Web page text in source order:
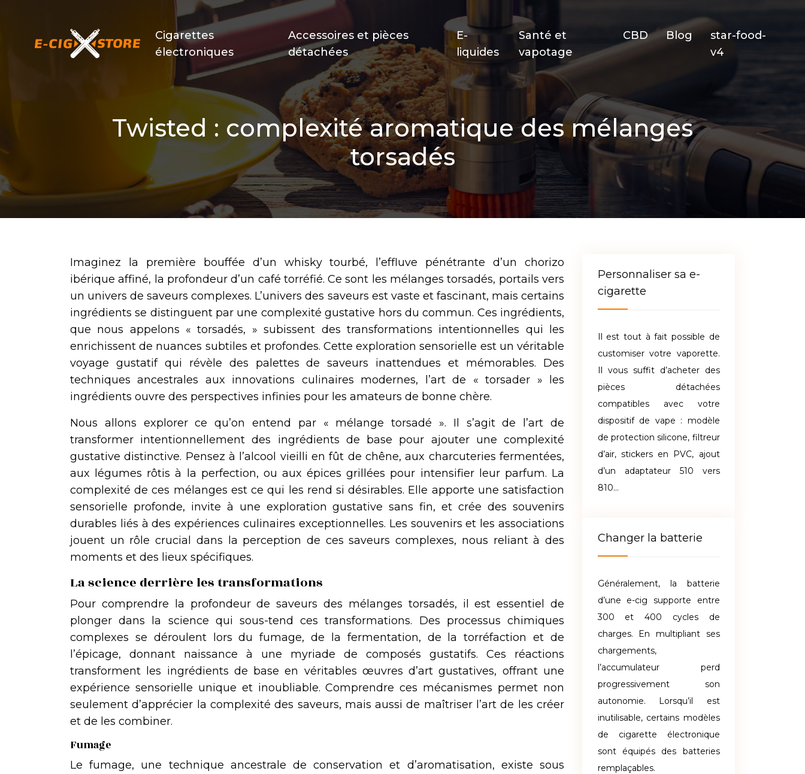
Cigarettes
électroniques
Accessoires et pièces
détachées
E-
liquides
Santé et
vapotage
CBD Blog
star-food-
v4
Twisted : complexité aromatique des mélanges
torsadés
Imaginez la première bouffée d’un whisky tourbé, l’effluve pénétrante d’un chorizo
ibérique affiné, la profondeur d’un café torréfié. Ce sont les mélanges torsadés, portails vers
un univers de saveurs complexes. L’univers des saveurs est vaste et fascinant, mais certains
ingrédients se distinguent par une complexité gustative hors du commun. Ces ingrédients,
que nous appelons « torsadés, » subissent des transformations intentionnelles qui les
enrichissent de nuances subtiles et profondes. Cette exploration sensorielle est un véritable
voyage gustatif qui révèle des palettes de saveurs inattendues et mémorables. Des
techniques ancestrales aux innovations culinaires modernes, l’art de « torsader » les
ingrédients ouvre des perspectives infinies pour les amateurs de bonne chère.
Nous allons explorer ce qu’on entend par « mélange torsadé ». Il s’agit de l’art de
transformer intentionnellement des ingrédients de base pour ajouter une complexité
gustative distinctive. Pensez à l’alcool vieilli en fût de chêne, aux charcuteries fermentées,
aux légumes rôtis à la perfection, ou aux épices grillées pour intensifier leur parfum. La
complexité de ces mélanges est ce qui les rend si désirables. Elle apporte une satisfaction
sensorielle profonde, invite à une exploration gustative sans fin, et crée des souvenirs
durables liés à des expériences culinaires exceptionnelles. Les souvenirs et les associations
jouent un rôle crucial dans la perception de ces saveurs complexes, nous reliant à des
moments et des lieux spécifiques.
La science derrière les transformations
Pour comprendre la profondeur de saveurs des mélanges torsadés, il est essentiel de
plonger dans la science qui sous-tend ces transformations. Des processus chimiques
complexes se déroulent lors du fumage, de la fermentation, de la torréfaction et de
l’épicage, donnant naissance à une myriade de composés gustatifs. Ces réactions
transforment les ingrédients de base en véritables œuvres d’art gustatives, offrant une
expérience sensorielle unique et inoubliable. Comprendre ces mécanismes permet non
seulement d’apprécier la complexité des saveurs, mais aussi de maîtriser l’art de les créer
et de les combiner.
Fumage
Le fumage, une technique ancestrale de conservation et d’aromatisation, existe sous
Personnaliser sa e-
cigarette
Il est tout à fait possible de
customiser votre vaporette.
Il vous suffit d’acheter des
pièces détachées
compatibles avec votre
dispositif de vape : modèle
de protection silicone, filtreur
d’air, stickers en PVC, ajout
d’un adaptateur 510 vers
810…
Changer la batterie
Généralement, la batterie
d’une e-cig supporte entre
300 et 400 cycles de
charges. En multipliant ses
chargements,
l’accumulateur perd
progressivement son
autonomie. Lorsqu’il est
inutilisable, certains modèles
de cigarette électronique
sont équipés des batteries
remplaçables.